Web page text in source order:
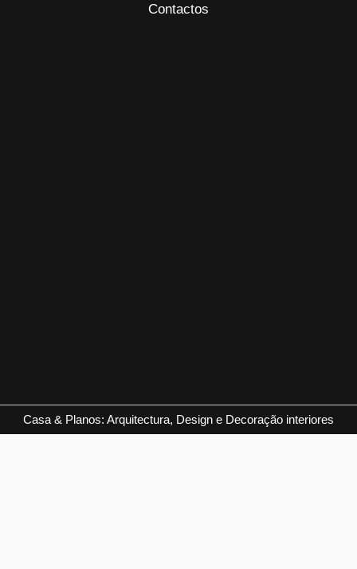
Contactos
Casa & Planos: Arquitectura, Design e Decoração interiores